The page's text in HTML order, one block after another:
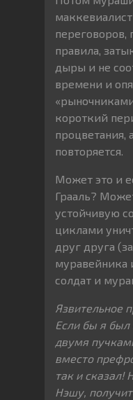
переговоров,
правила,
дыры и не
времени и
короткий
процветания,
повторяется.
Может это и
Грааль?
устойчивую
циклами
друг друга
муравейника
солдат и
Язвительное
Если бы я
двумя
вместо
так и сказал!
Нэшу,